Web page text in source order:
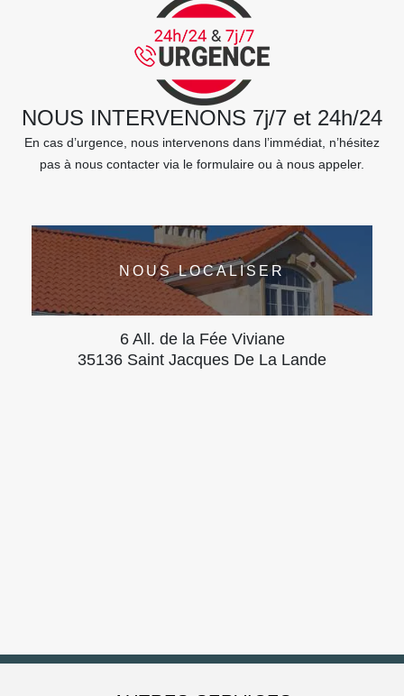
NOUS INTERVENONS 7j/7 et 24h/24
En cas d’urgence, nous intervenons dans l’immédiat, n’hésitez
pas à nous contacter via le formulaire ou à nous appeler.
NOUS LOCALISER
6 All. de la Fée Viviane
35136 Saint Jacques De La Lande